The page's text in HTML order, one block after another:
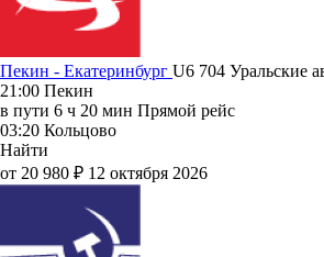
Пекин - Екатеринбург U6 704 Уральские
21:00 Пекин
в пути 6 ч 20 мин Прямой рейс
03:20 Кольцово
Найти
от 20 980 ₽ 12 октября 2026